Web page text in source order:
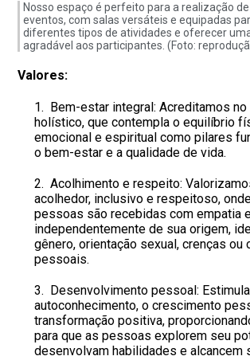
Nosso espaço é perfeito para a realização
eventos, com salas versáteis e equipadas
diferentes tipos de atividades e oferecer
agradável aos participantes. (Foto:
Valores:
Bem-estar integral: Acreditamos no
holístico, que contempla o equilíbrio
emocional e espiritual como pilares
o bem-estar e a qualidade de vida.
Acolhimento e respeito:
acolhedor, inclusivo e respeitoso,
pessoas são recebidas com empatia
independentemente de sua origem,
gênero, orientação sexual, crenças ou
pessoais.
Desenvolvimento pessoal:
autoconhecimento, o crescimento
transformação positiva,
para que as pessoas explorem seu
desenvolvam habilidades e alcancem